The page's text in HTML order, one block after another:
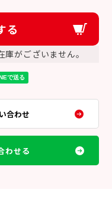
る
がございません。
合わせ
わせる